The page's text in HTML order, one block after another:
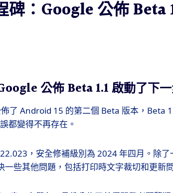
：Google 公佈 Beta
公佈 Beta 1.1 啟動了下
了 Android 15 的第二個 Beta 版本，Beta
都變得不再存在。
，安全修補級別為 2024 年四月。除了
些其他問題，包括打印時文字裁切和更新